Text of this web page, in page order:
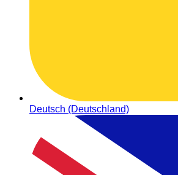
Deutsch (Deutschland)